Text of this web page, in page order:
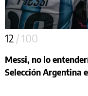
12 / 100
Messi, no lo
Selección Argentina